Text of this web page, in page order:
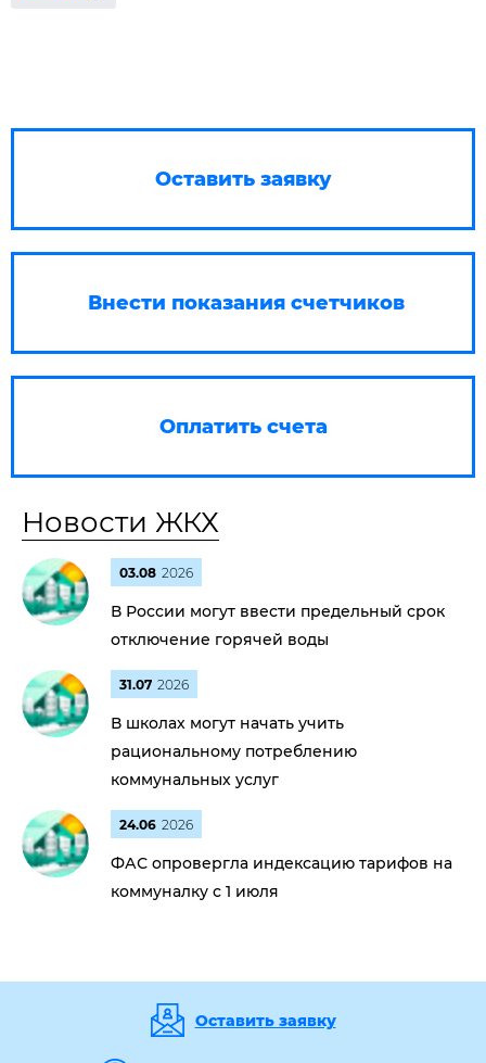
Оставить заявку
Внести показания счетчиков
Оплатить счета
Новости ЖКХ
03.08 2026
В России могут ввести предельный срок
отключение горячей воды
31.07 2026
В школах могут начать учить
рациональному потреблению
коммунальных услуг
24.06 2026
ФАС опровергла индексацию тарифов на
коммуналку с 1 июля
Оставить заявку